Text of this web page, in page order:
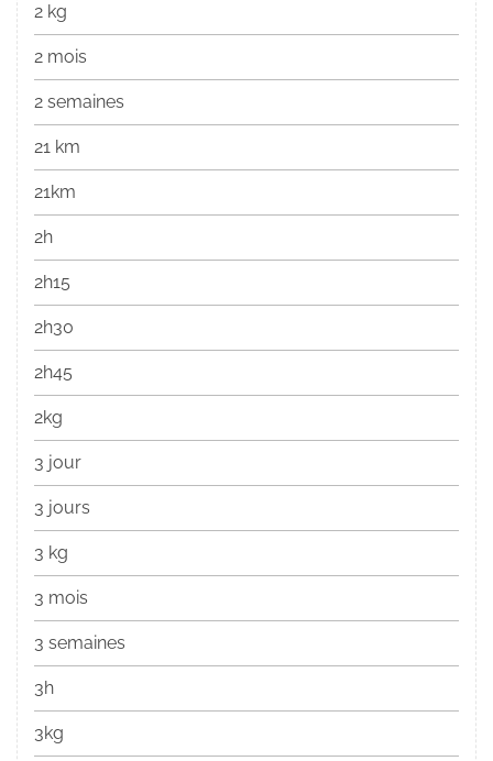
2 kg
2 mois
2 semaines
21 km
21km
2h
2h15
2h30
2h45
2kg
3 jour
3 jours
3 kg
3 mois
3 semaines
3h
3kg